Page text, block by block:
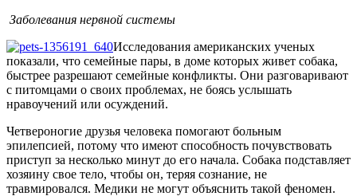
Заболевания нервной системы
Исследования американских ученых
показали, что семейные пары, в доме которых живет собака,
быстрее разрешают семейные конфликты. Они разговаривают
с питомцами о своих проблемах, не боясь услышать
нравоучений или осуждений.
Четвероногие друзья человека помогают больным
эпилепсией, потому что имеют способность почувствовать
приступ за несколько минут до его начала. Собака подставляет
хозяину свое тело, чтобы он, теряя сознание, не
травмировался. Медики не могут объяснить такой феномен.